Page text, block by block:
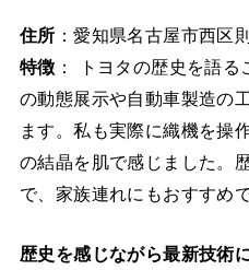
住所 ：愛知県名古屋市西区
特徴 ： トヨタの歴史を語
の動態展示や自動車製造の
ます。私も実際に織機を操
の結晶を肌で感じました。
で、家族連れにもおすすめで
歴史を感じながら最新技術